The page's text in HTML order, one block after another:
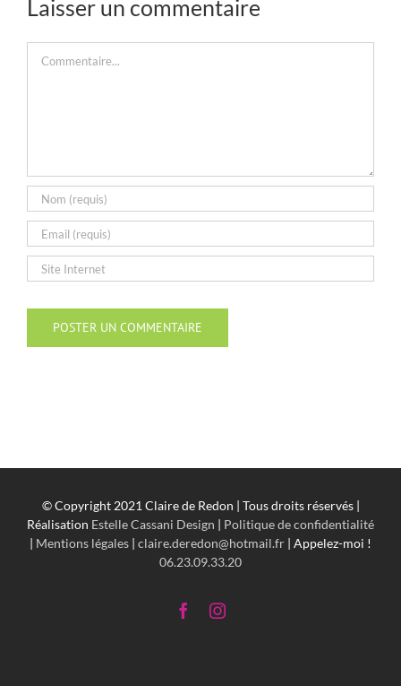
Laisser un commentaire
© Copyright 2021 Claire de Redon | Tous droits réservés |
Réalisation Estelle Cassani Design | Politique de confidentialité
| Mentions légales | claire.deredon@hotmail.fr | Appelez-moi !
06.23.09.33.20
FacebookInstagram